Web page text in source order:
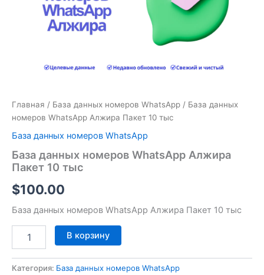
Главная / База данных номеров WhatsApp / База данных
номеров WhatsApp Алжира Пакет 10 тыс
База данных номеров WhatsApp
База данных номеров WhatsApp Алжира
Пакет 10 тыс
$100.00
База данных номеров WhatsApp Алжира Пакет 10 тыс
WhatsApp
В корзину
Категория: База данных номеров WhatsApp